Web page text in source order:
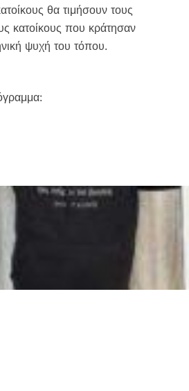
θα τιμήσουν τους
κατοίκους που κράτησαν
ψυχή του τόπου.